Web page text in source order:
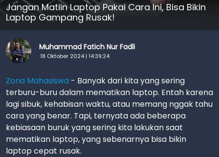
Jangan Matiin Laptop Pakai Cara Ini, Bisa Bikin
Laptop Gampang Rusak!
Muhammad Fatich Nur Fadli
18 Oktober 2024 | 14:39:24
Zona Mahasiswa - Banyak dari kita yang sering
terburu-buru dalam mematikan laptop. Entah karena
lagi sibuk, kehabisan waktu, atau memang nggak tahu
cara yang benar. Tapi, ternyata ada beberapa
kebiasaan buruk yang sering kita lakukan saat
mematikan laptop, yang sebenarnya bisa bikin
laptop cepat rusak.